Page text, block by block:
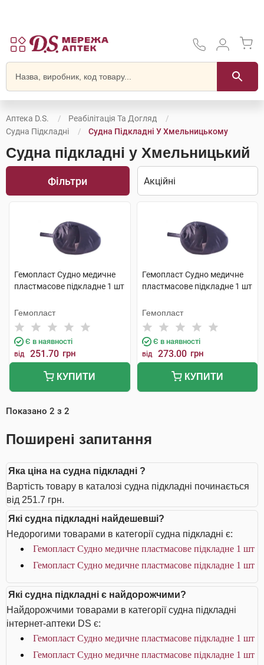
Аптека D.S.
Реабілітація Та Догляд
Судна Підкладні
Судна Підкладні У Хмельницькому
Судна підкладні у Хмельницький
Фільтри
Гемопласт Судно медичне
пластмасове підкладне 1 шт
Гемопласт
Є в наявності
від 251.70 грн
КУПИТИ
Гемопласт Судно медичне
пластмасове підкладне 1 шт
Гемопласт
Є в наявності
від 273.00 грн
КУПИТИ
Показано 2 з 2
Поширені запитання
Яка ціна на судна підкладні ?
Вартість товару в каталозі судна підкладні починається
від 251.7 грн.
Які судна підкладні найдешевші?
Недорогими товарами в категорії судна підкладні є:
Гемопласт Судно медичне пластмасове підкладне 1 шт
Гемопласт Судно медичне пластмасове підкладне 1 шт
Які судна підкладні є найдорожчими?
Найдорожчими товарами в категорії судна підкладні
інтернет-аптеки DS є:
Гемопласт Судно медичне пластмасове підкладне 1 шт
Гемопласт Судно медичне пластмасове підкладне 1 шт